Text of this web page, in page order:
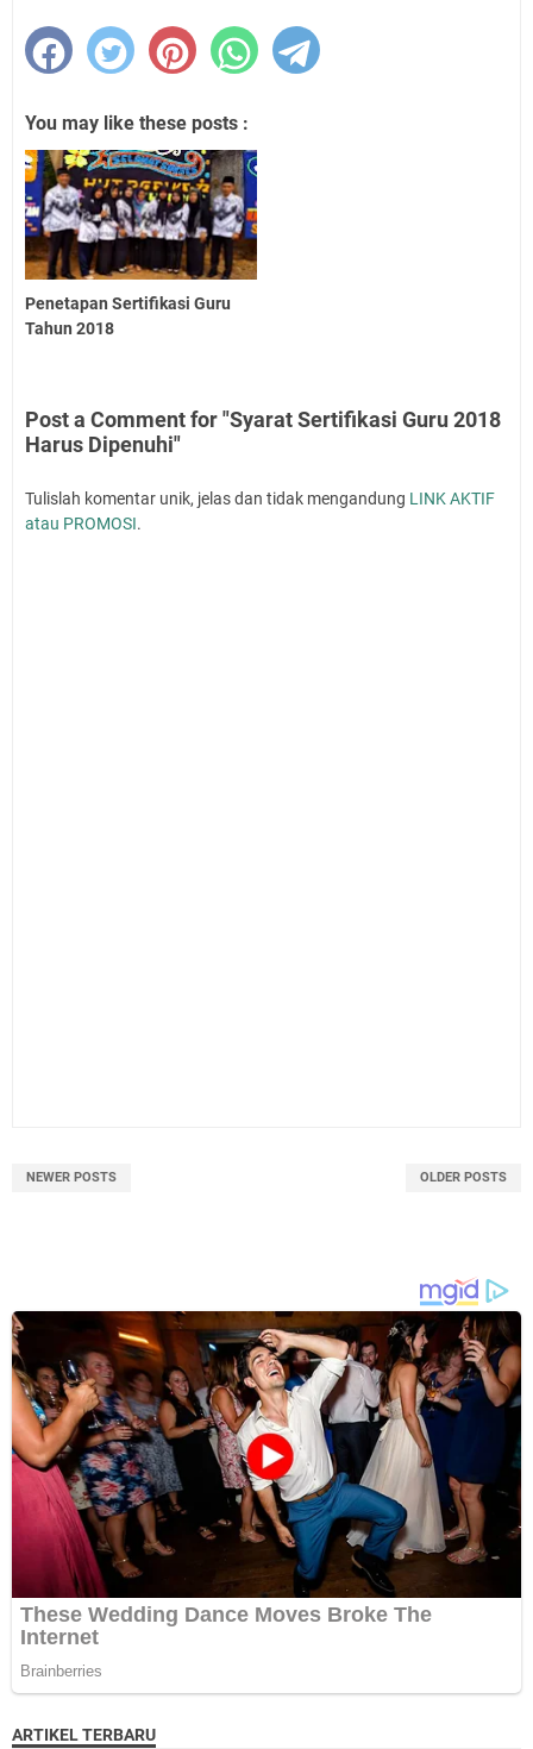
You may like these posts :
Penetapan Sertifikasi Guru
Tahun 2018
Post a Comment for "Syarat Sertifikasi Guru 2018
Harus Dipenuhi"
Tulislah komentar unik, jelas dan tidak mengandung LINK AKTIF
atau PROMOSI.
NEWER POSTS OLDER POSTS
ARTIKEL TERBARU